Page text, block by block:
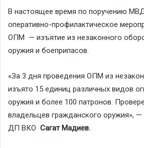
В настоящее время по поручению
оперативно-профилактическое
ОПМ — изъятие из незаконного
оружия и боеприпасов.
«За 3 дня проведения ОПМ из
изъято 15 единиц различных видов
оружия и более 100 патронов.
владельцев гражданского оружия», —
ДП ВКО Сагат Мадиев.